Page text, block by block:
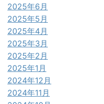
2025年6月
2025年5月
2025年4月
2025年3月
2025年2月
2025年1月
2024年12月
2024年11月